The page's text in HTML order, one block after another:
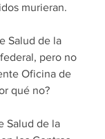
murieran.
pero no
Oficina de
qué no?